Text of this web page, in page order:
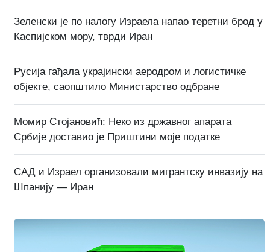
Зеленски је по налогу Израела напао теретни брод у
Каспијском мору, тврди Иран
Русија гађала украјински аеродром и логистичке
објекте, саопштило Министарство одбране
Момир Стојановић: Неко из државног апарата
Србије доставио је Приштини моје податке
САД и Израел организовали мигрантску инвазију на
Шпанију — Иран